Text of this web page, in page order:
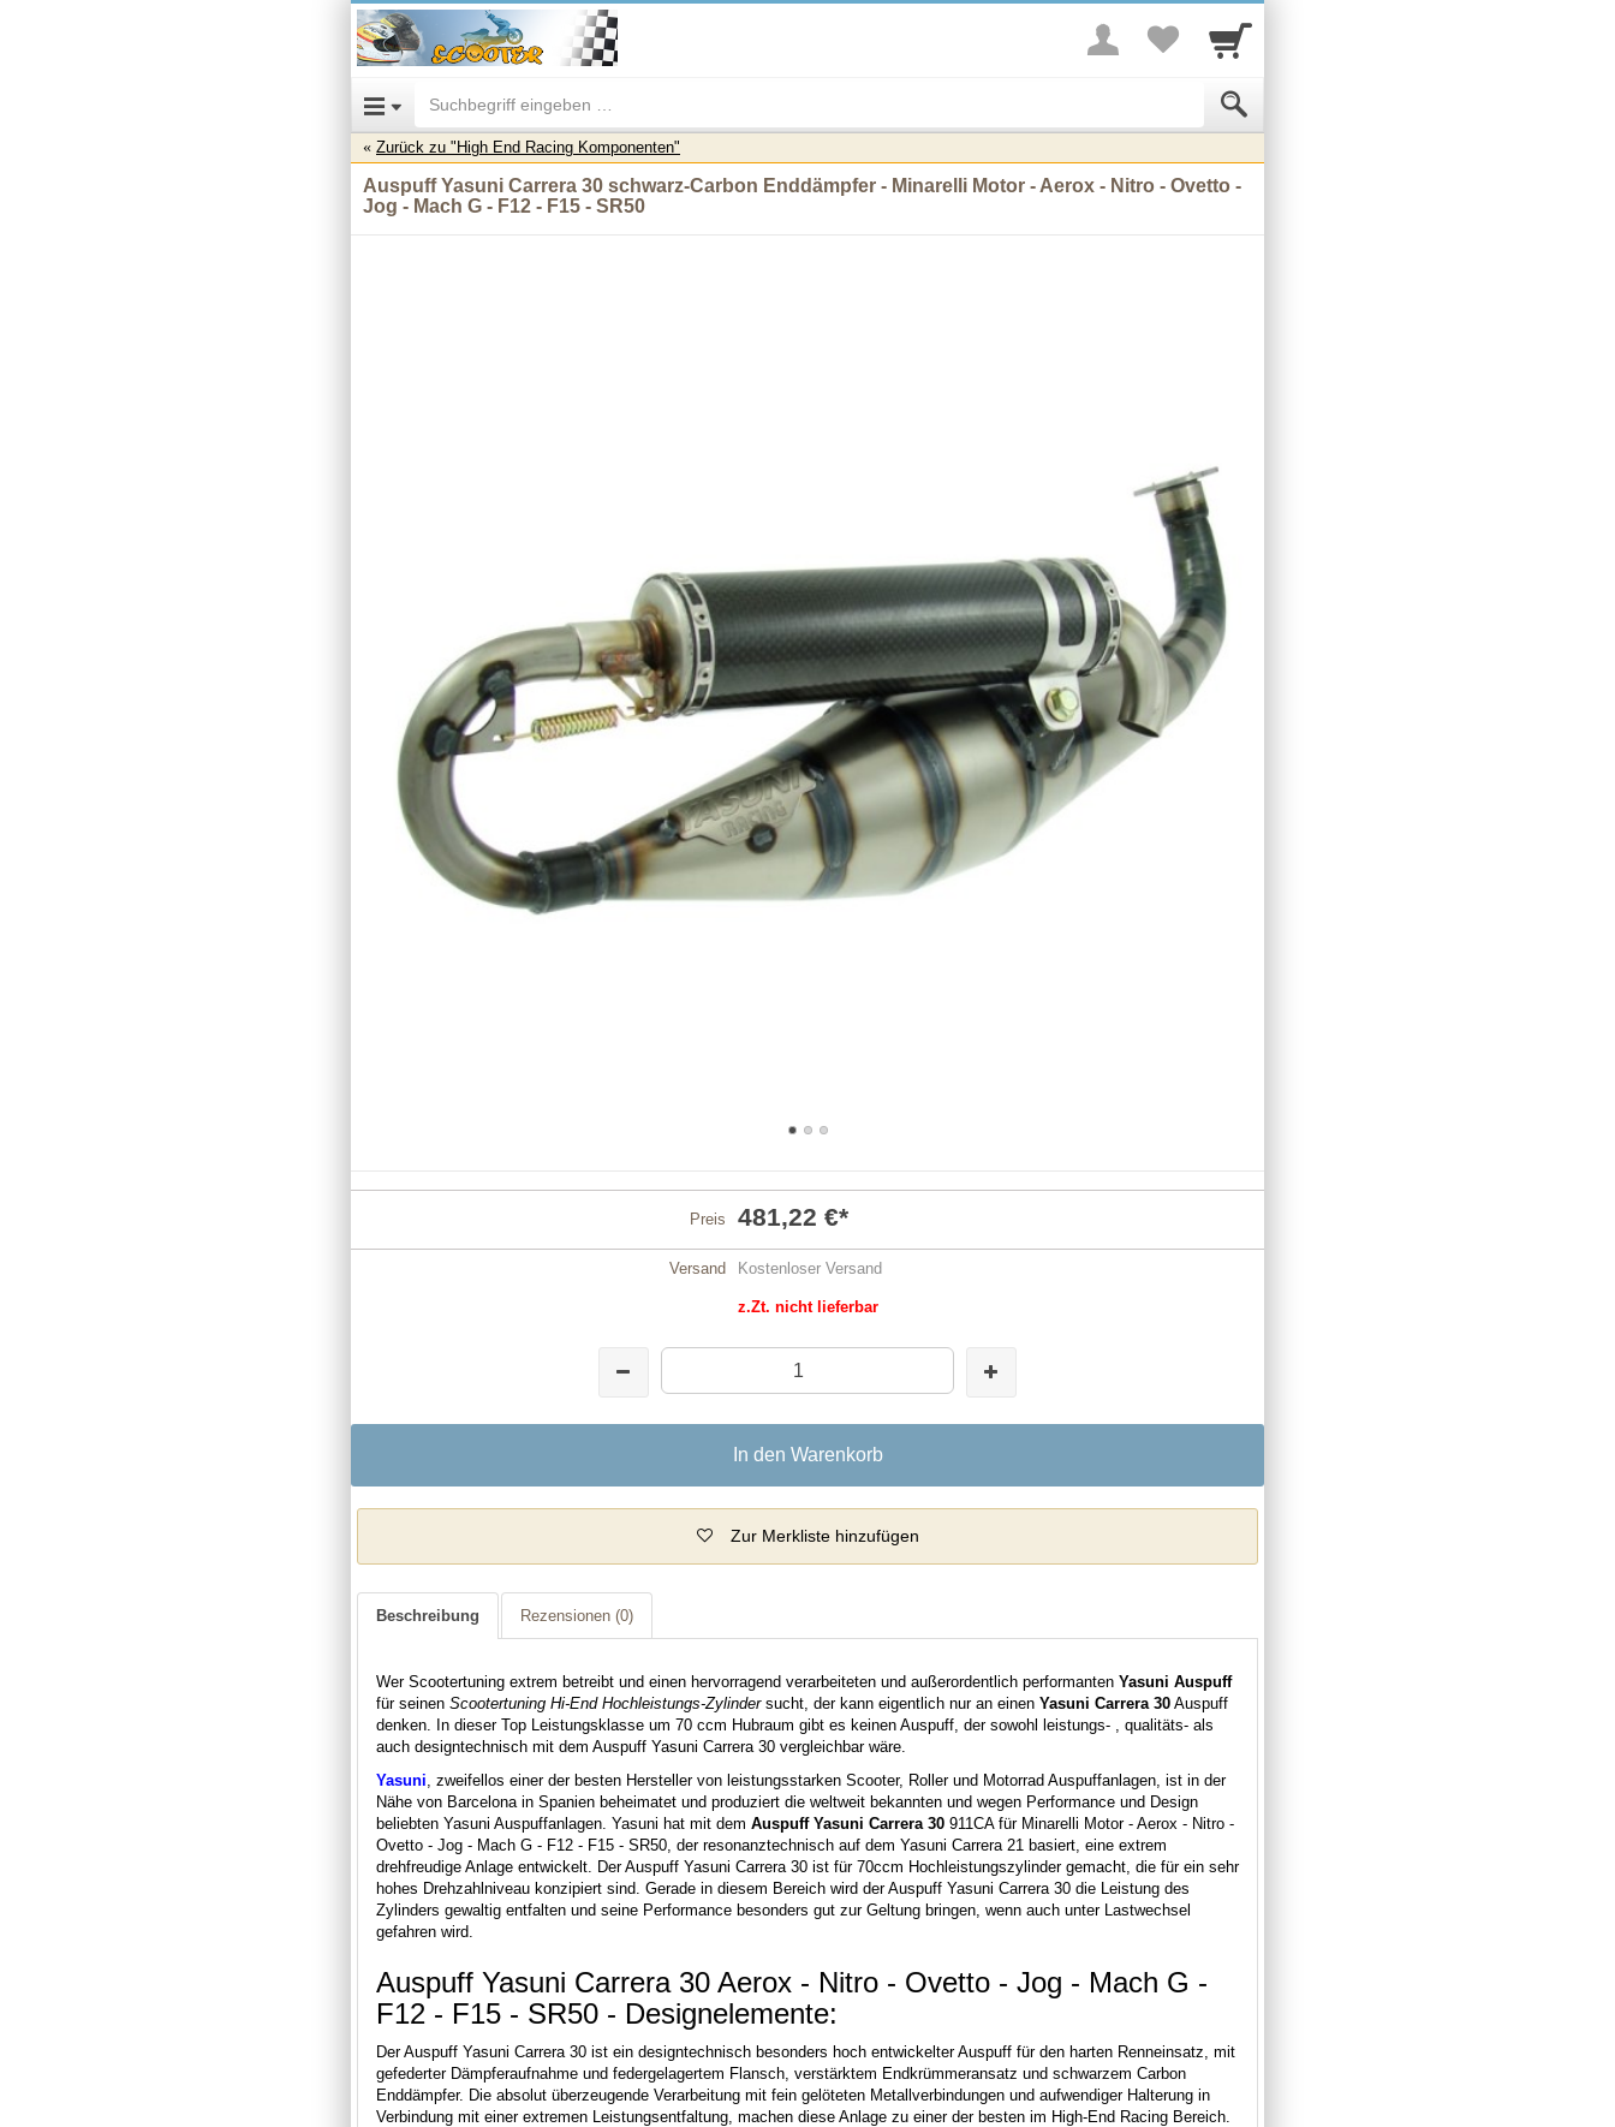
Zurück zu "High End Racing Komponenten"
Auspuff Yasuni Carrera 30 schwarz-Carbon Enddämpfer - Minarelli Motor - Aerox - Nitro - Ovetto -
Jog - Mach G - F12 - F15 - SR50
Preis 481,22 €*
Versand Kostenloser Versand
z.Zt. nicht lieferbar
In den Warenkorb
Zur Merkliste hinzufügen
Beschreibung Rezensionen (0)
Wer Scootertuning extrem betreibt und einen hervorragend verarbeiteten und außerordentlich performanten Yasuni Auspuff
für seinen Scootertuning Hi-End Hochleistungs-Zylindersucht, der kann eigentlich nur an einen Yasuni Carrera 30 Auspuff
denken. In dieser Top Leistungsklasse um 70 ccm Hubraum gibt es keinen Auspuff, der sowohl leistungs- , qualitäts- als
auch designtechnisch mit dem Auspuff Yasuni Carrera 30 vergleichbar wäre.
Yasuni , zweifellos einer der besten Hersteller von leistungsstarken Scooter, Roller und Motorrad Auspuffanlagen, ist in der
Nähe von Barcelona in Spanien beheimatet und produziert die weltweit bekannten und wegen Performance und Design
beliebten Yasuni Auspuffanlagen. Yasuni hat mit dem Auspuff Yasuni Carrera 30 911CA für Minarelli Motor - Aerox - Nitro -
Ovetto - Jog - Mach G - F12 - F15 - SR50, der resonanztechnisch auf dem Yasuni Carrera 21 basiert, eine extrem
drehfreudige Anlage entwickelt. Der Auspuff Yasuni Carrera 30 ist für 70ccm Hochleistungszylinder gemacht, die für ein sehr
hohes Drehzahlniveau konzipiert sind. Gerade in diesem Bereich wird der Auspuff Yasuni Carrera 30 die Leistung des
Zylinders gewaltig entfalten und seine Performance besonders gut zur Geltung bringen, wenn auch unter Lastwechsel
gefahren wird.
Auspuff Yasuni Carrera 30 Aerox - Nitro - Ovetto - Jog - Mach G -
F12 - F15 - SR50 - Designelemente:
Der Auspuff Yasuni Carrera 30 ist ein designtechnisch besonders hoch entwickelter Auspuff für den harten Renneinsatz, mit
gefederter Dämpferaufnahme und federgelagertem Flansch, verstärktem Endkrümmeransatz und schwarzem Carbon
Enddämpfer. Die absolut überzeugende Verarbeitung mit fein gelöteten Metallverbindungen und aufwendiger Halterung in
Verbindung mit einer extremen Leistungsentfaltung, machen diese Anlage zu einer der besten im High-End Racing Bereich.